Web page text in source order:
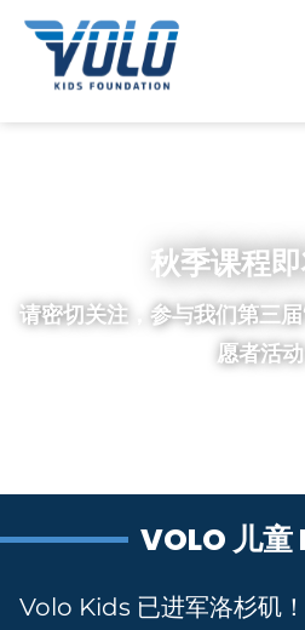
秋季课程
请密切关注，参与我们第三
愿者活动
VOLO 儿童
Volo Kids 已进军洛杉矶